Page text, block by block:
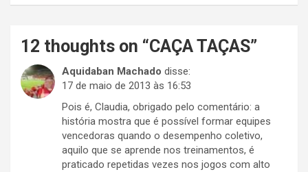
12 thoughts on “CAÇA TAÇAS”
Aquidaban Machado disse:
17 de maio de 2013 às 16:53
Pois é, Claudia, obrigado pelo comentário: a
história mostra que é possível formar equipes
vencedoras quando o desempenho coletivo,
aquilo que se aprende nos treinamentos, é
praticado repetidas vezes nos jogos com alto